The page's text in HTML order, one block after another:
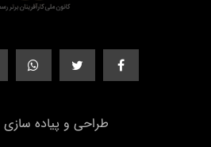
طراحی و پیاده سازی